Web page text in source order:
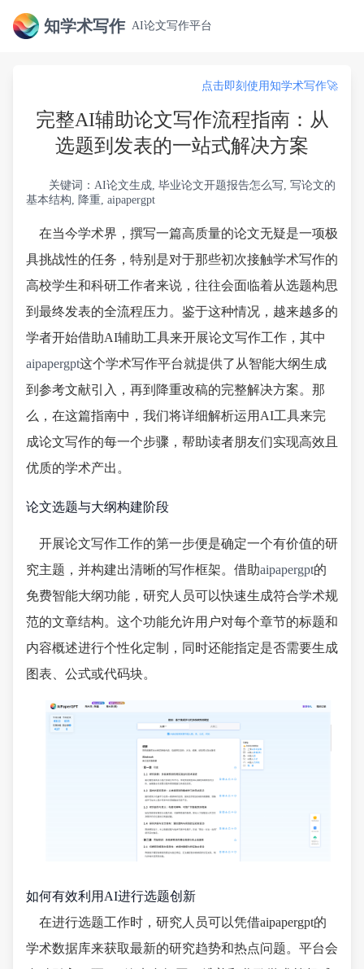
知学术写作 AI论文写作平台
点击即刻使用知学术写作🚀
完整AI辅助论文写作流程指南：从
选题到发表的一站式解决方案
关键词：AI论文生成, 毕业论文开题报告怎么写, 写论文的
基本结构, 降重, aipapergpt
在当今学术界，撰写一篇高质量的论文无疑是一项极
具挑战性的任务，特别是对于那些初次接触学术写作的
高校学生和科研工作者来说，往往会面临着从选题构思
到最终发表的全流程压力。鉴于这种情况，越来越多的
学者开始借助AI辅助工具来开展论文写作工作，其中
aipapergpt这个学术写作平台就提供了从智能大纲生成
到参考文献引入，再到降重改稿的完整解决方案。那
么，在这篇指南中，我们将详细解析运用AI工具来完
成论文写作的每一个步骤，帮助读者朋友们实现高效且
优质的学术产出。
论文选题与大纲构建阶段
开展论文写作工作的第一步便是确定一个有价值的研
究主题，并构建出清晰的写作框架。借助aipapergpt的
免费智能大纲功能，研究人员可以快速生成符合学术规
范的文章结构。这个功能允许用户对每个章节的标题和
内容概述进行个性化定制，同时还能指定是否需要生成
图表、公式或代码块。
如何有效利用AI进行选题创新
在进行选题工作时，研究人员可以凭借aipapergpt的
学术数据库来获取最新的研究趋势和热点问题。平台会